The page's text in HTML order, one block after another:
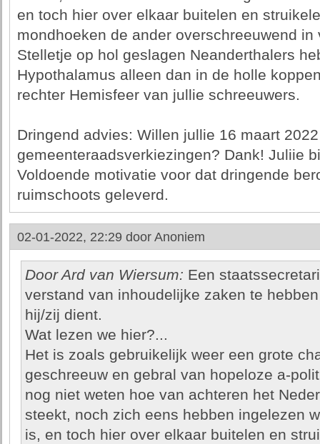
en toch hier over elkaar buitelen en
mondhoeken de ander overschreeuwend
Stelletje op hol geslagen Neanderthalers
Hypothalamus alleen dan in de holle
rechter Hemisfeer van jullie schreeuwers.
Dringend advies: Willen jullie 16 maart
gemeenteraadsverkiezingen? Dank! Juliie
Voldoende motivatie voor dat dringende
ruimschoots geleverd.
02-01-2022, 22:29 door Anoniem
Door Ard van Wiersum: Een
verstand van inhoudelijke zaken te
hij/zij dient.
Wat lezen we hier?...
Het is zoals gebruikelijk weer een grote
geschreeuw en gebral van hopeloze a-
nog niet weten hoe van achteren het
steekt, noch zich eens hebben ingelezen
is, en toch hier over elkaar buitelen en